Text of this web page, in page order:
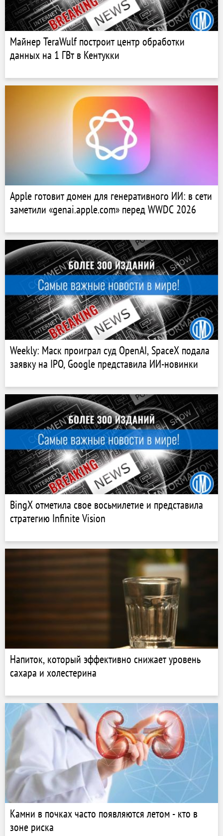
Майнер TeraWulf построит центр обработки
данных на 1 ГВт в Кентукки
Apple готовит домен для генеративного ИИ: в сети
заметили «genai.apple.com» перед WWDC 2026
Weekly: Маск проиграл суд OpenAI, SpaceX подала
заявку на IPO, Google представила ИИ-новинки
BingX отметила свое восьмилетие и представила
стратегию Infinite Vision
Напиток, который эффективно снижает уровень
сахара и холестерина
Камни в почках часто появляются летом - кто в
зоне риска